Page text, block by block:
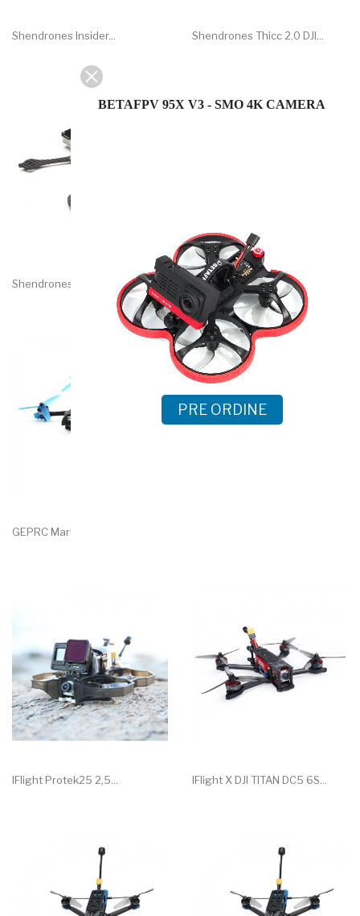
Shendrones Insider... Shendrones Thicc 2.0 DJI...
Shendrones Kit Telaio FPV... GEPRC Crocodile4 Baby HD 4...
IFlight Protek25 2,5... IFlight X DJI TITAN DC5 6S...
BETAFPV 95X V3 - SMO 4K CAMERA
PRE ORDINE